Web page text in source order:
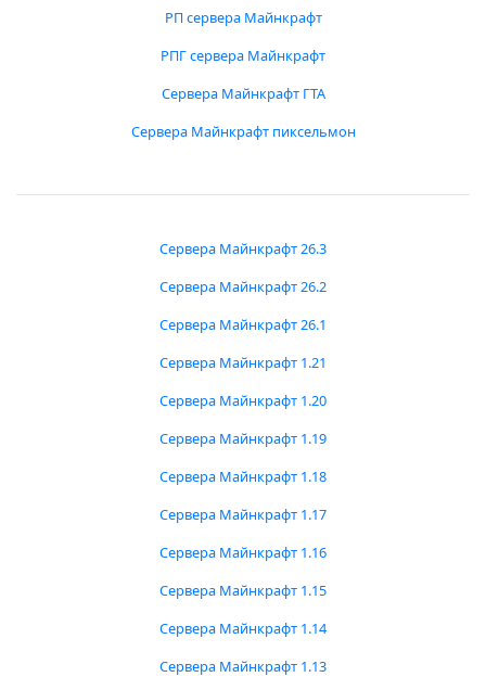
РП сервера Майнкрафт
РПГ сервера Майнкрафт
Сервера Майнкрафт ГТА
Сервера Майнкрафт пиксельмон
Сервера Майнкрафт 26.3
Сервера Майнкрафт 26.2
Сервера Майнкрафт 26.1
Сервера Майнкрафт 1.21
Сервера Майнкрафт 1.20
Сервера Майнкрафт 1.19
Сервера Майнкрафт 1.18
Сервера Майнкрафт 1.17
Сервера Майнкрафт 1.16
Сервера Майнкрафт 1.15
Сервера Майнкрафт 1.14
Сервера Майнкрафт 1.13